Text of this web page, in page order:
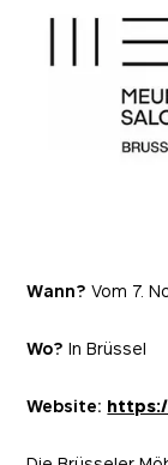
Wann? Vom 7.
Wo? In Brüssel
Website: